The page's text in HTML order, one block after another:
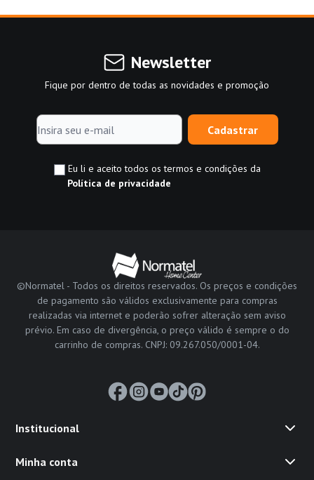
Newsletter
Fique por dentro de todas as novidades e promoção
Cadastrar
Eu li e aceito todos os termos e condições da
Política de privacidade
©Normatel - Todos os direitos reservados. Os preços e condições
de pagamento são válidos exclusivamente para compras
realizadas via internet e poderão sofrer alteração sem aviso
prévio. Em caso de divergência, o preço válido é sempre o do
carrinho de compras. CNPJ: 09.267.050/0001-04.
Institucional
Minha conta